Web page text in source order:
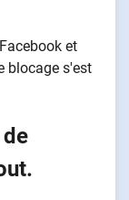
et
blocage s'est